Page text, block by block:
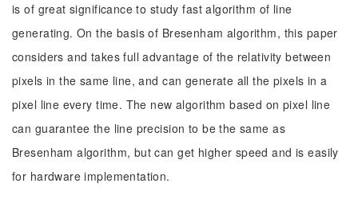
is of great significance to study fast algorithm of line
generating. On the basis of Bresenham algorithm, this paper
considers and takes full advantage of the relativity between
pixels in the same line, and can generate all the pixels in a
pixel line every time. The new algorithm based on pixel line
can guarantee the line precision to be the same as
Bresenham algorithm, but can get higher speed and is easily
for hardware implementation.